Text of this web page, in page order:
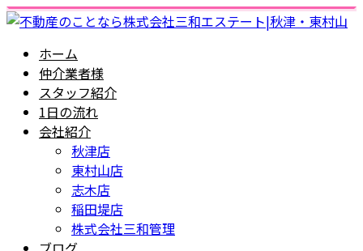
ホーム
仲介業者様
スタッフ紹介
1日の流れ
会社紹介
秋津店
東村山店
志木店
稲田堤店
株式会社三和管理